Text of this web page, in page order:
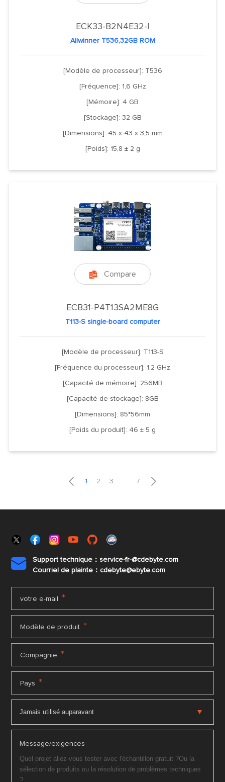
ECK33-B2N4E32-I
Allwinner T536,32GB ROM
[Modèle de processeur]: T536
[Fréquence]: 1,6 GHz
[Mémoire]: 4 GB
[Stockage]: 32 GB
[Dimensions]: 45 x 43 x 3,5 mm
[Poids]: 15,8 ± 2 g
 Compare
ECB31-P4T13SA2ME8G
T113-S single-board computer
[Modèle de processeur]: T113-S
[Fréquence du processeur]: 1,2 GHz
[Capacité de mémoire]: 256MB
[Capacité de stockage]: 8GB
[Dimensions]: 85*56mm
[Poids du produit]: 46 ± 5 g
 1 2 3 7 

Support technique：service-fr-@cdebyte.com
Courriel de plainte：cdebyte@ebyte.com
votre e-mail *
Modèle de produit *
Compagnie *
Pays *
Message/exigences